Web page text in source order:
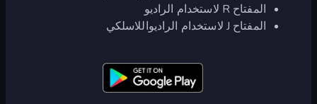
المفتاح R لاستخدام الراديو
المفتاح J لاستخدام الراديواللاسلكي